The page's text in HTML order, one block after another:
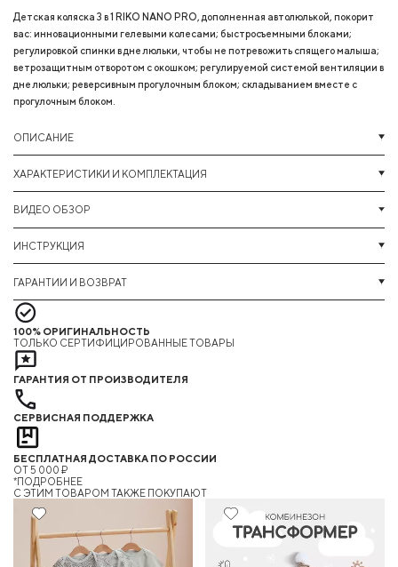
Детская коляска 3 в 1 RIKO NANO PRO, дополненная автолюлькой, покорит
вас: инновационными гелевыми колесами; быстросъемными блоками;
регулировкой спинки в дне люльки, чтобы не потревожить спящего малыша;
ветрозащитным отворотом с окошком; регулируемой системой вентиляции в
дне люльки; реверсивным прогулочным блоком; складыванием вместе с
прогулочным блоком.
ОПИСАНИЕ
ХАРАКТЕРИСТИКИ И КОМПЛЕКТАЦИЯ
ВИДЕО ОБЗОР
ИНСТРУКЦИЯ
ГАРАНТИИ И ВОЗВРАТ
100% ОРИГИНАЛЬНОСТЬ
ТОЛЬКО СЕРТИФИЦИРОВАННЫЕ ТОВАРЫ
ГАРАНТИЯ ОТ ПРОИЗВОДИТЕЛЯ
СЕРВИСНАЯ ПОДДЕРЖКА
БЕСПЛАТНАЯ ДОСТАВКА ПО РОССИИ
ОТ 5 000 ₽
*ПОДРОБНЕЕ
C ЭТИМ ТОВАРОМ ТАКЖЕ ПОКУПАЮТ